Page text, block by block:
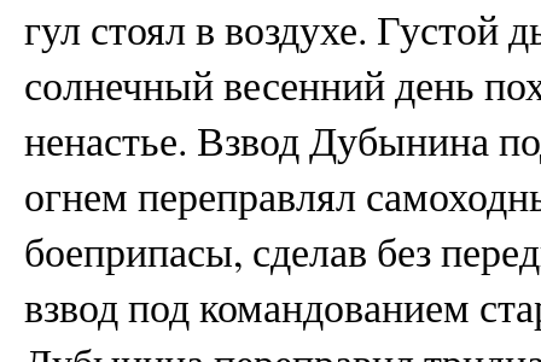
гул стоял в воздухе. Густой
солнечный весенний день
ненастье. Взвод Дубынина
огнем переправлял
боеприпасы, сделав без
взвод под командованием